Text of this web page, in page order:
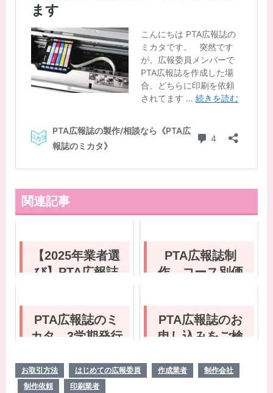
関連記事
【2025年業者選
び】PTA広報誌
PTA広報誌制
作 コース別価
PTA広報誌のミ
カタ 3学期発行
空き状況（11/30
更新）
PTA広報誌のお
申し込みをご検
お取引方法 はじめての広報委員 作成業者
制作会社
制作依頼
印刷業者